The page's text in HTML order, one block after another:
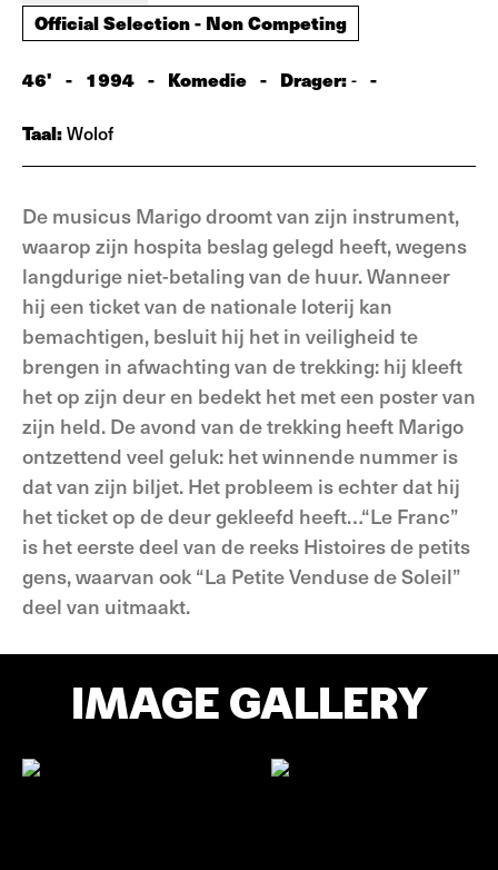
Official Selection - Non Competing
46' - 1994 - Komedie - Drager:- -
Taal:Wolof
De musicus Marigo droomt van zijn instrument,
waarop zijn hospita beslag gelegd heeft, wegens
langdurige niet-betaling van de huur. Wanneer
hij een ticket van de nationale loterij kan
bemachtigen, besluit hij het in veiligheid te
brengen in afwachting van de trekking: hij kleeft
het op zijn deur en bedekt het met een poster van
zijn held. De avond van de trekking heeft Marigo
ontzettend veel geluk: het winnende nummer is
dat van zijn biljet. Het probleem is echter dat hij
het ticket op de deur gekleefd heeft…“Le Franc”
is het eerste deel van de reeks Histoires de petits
gens, waarvan ook “La Petite Venduse de Soleil”
deel van uitmaakt.
IMAGE GALLERY